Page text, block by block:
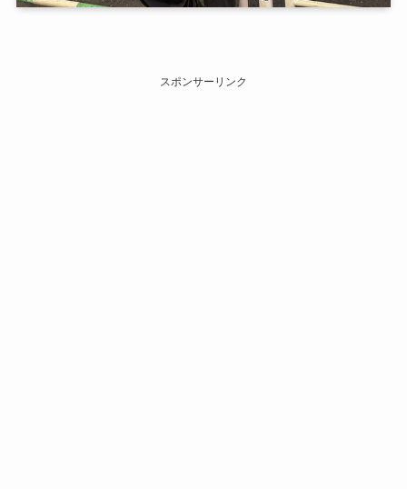
スポンサーリンク